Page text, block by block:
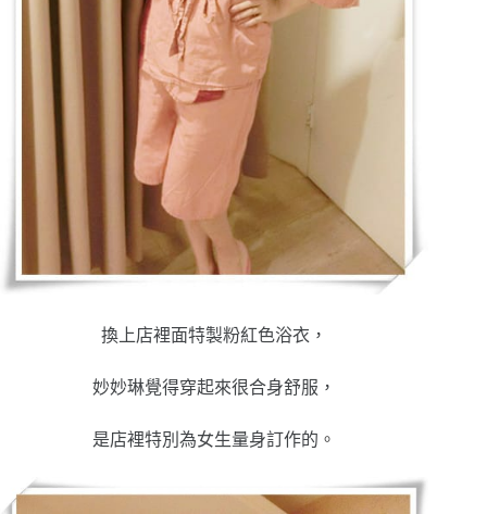
換上店裡面特製粉紅色浴衣，
妙妙琳覺得穿起來很合身舒服，
是店裡特別為女生量身訂作的 。